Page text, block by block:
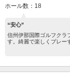
ホール数：18
“安心”
信州伊那国際ゴルフクラ
す。綺麗で楽しくプレー